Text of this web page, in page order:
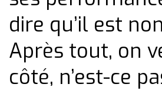
dire qu’il est
Après tout, on
côté, n’est-ce